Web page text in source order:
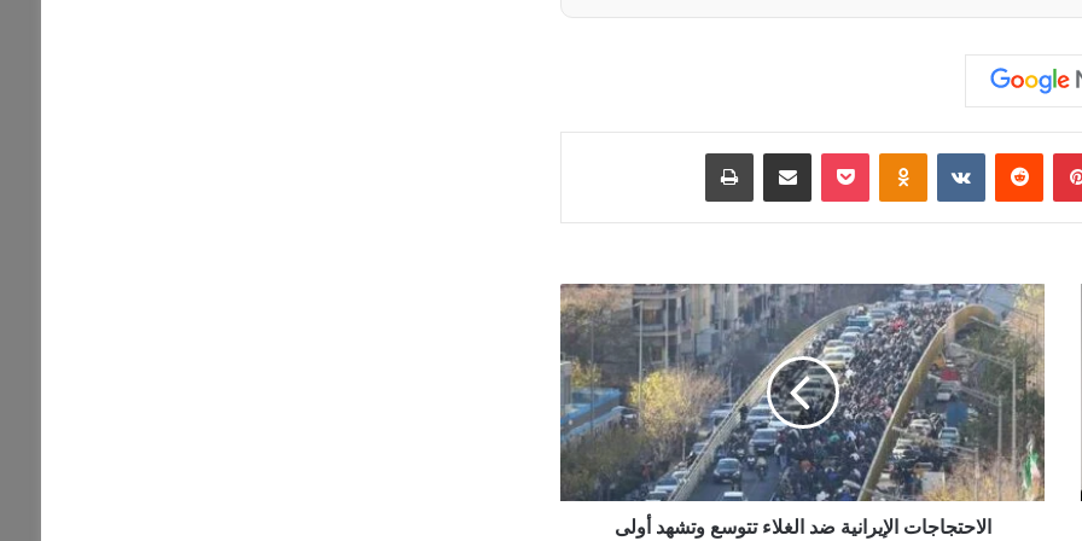
بينتيريست ‏Reddit
‏VKontakte
Odnoklassniki
‫Pocket مشاركة عبر البريد طباعة
ا
ل
ا
ح
ت
ج
ا
ج
ا
الاحتجاجات الإيرانية ضد الغلاء تتوسع وتشهد أولى